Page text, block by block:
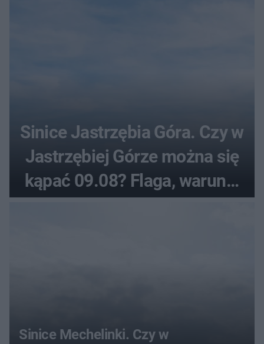
Sinice Jastrzębia Góra. Czy w
Jastrzębiej Górze można się
kąpać 09.08? Flaga, warunki
Sinice Mechelinki. Czy w